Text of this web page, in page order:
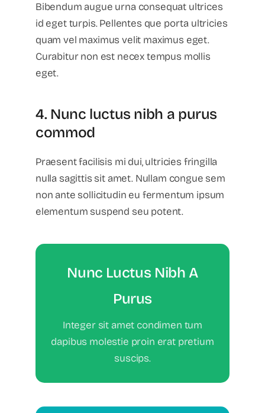
Bibendum augue urna consequat ultrices
id eget turpis. Pellentes que porta ultricies
quam vel maximus velit maximus eget.
Curabitur non est necex tempus mollis
eget.
4. Nunc luctus nibh a purus
commod
Praesent facilisis mi dui, ultricies fringilla
nulla sagittis sit amet. Nullam congue sem
non ante sollicitudin eu fermentum ipsum
elementum suspend seu potent.
Nunc Luctus Nibh A
Purus
Integer sit amet condimen tum
dapibus molestie proin erat pretium
suscips.
Your Content Goes Here
negotiate salary